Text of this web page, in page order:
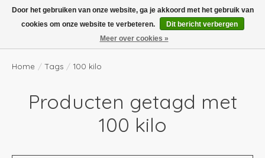
Boven de €100,- gratis verzending! Vóór 14.00 besteld, volgende dag in huis!
Verlanglijst
Home / Tags / 100 kilo
Producten getagd met
100 kilo
Door het gebruiken van onze website, ga je akkoord met het gebruik van
cookies om onze website te verbeteren.
Dit bericht verbergen
Meer over cookies »